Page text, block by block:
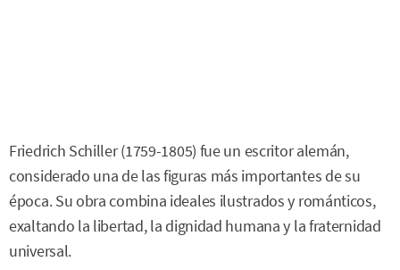
Friedrich Schiller (1759-1805) fue un escritor alemán,
considerado una de las figuras más importantes de su
época. Su obra combina ideales ilustrados y románticos,
exaltando la libertad, la dignidad humana y la fraternidad
universal.